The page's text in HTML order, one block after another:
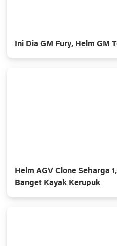
Ini Dia GM Fury, Helm GM
Helm AGV Clone Seharga
Banget Kayak Kerupuk